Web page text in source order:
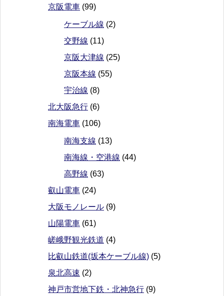
京阪電車 (99)
ケーブル線 (2)
交野線 (11)
京阪大津線 (25)
京阪本線 (55)
宇治線 (8)
北大阪急行 (6)
南海電車 (106)
南海支線 (13)
南海線・空港線 (44)
高野線 (63)
叡山電車 (24)
大阪モノレール (9)
山陽電車 (61)
嵯峨野観光鉄道 (4)
比叡山鉄道(坂本ケーブル線) (5)
泉北高速 (2)
神戸市営地下鉄・北神急行 (9)